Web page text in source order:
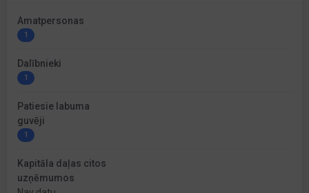
Amatpersonas
1
Dalībnieki
1
Patiesie labuma
guvēji
1
Kapitāla daļas citos
uzņēmumos